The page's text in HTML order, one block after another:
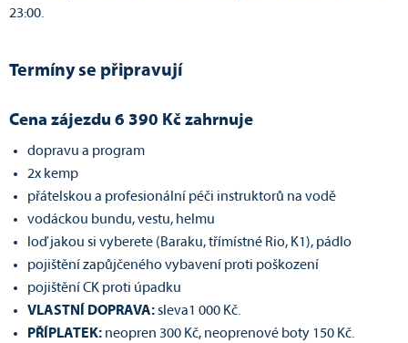
23:00.
Termíny se připravují
Cena zájezdu 6 390 Kč zahrnuje
dopravu a program
2x kemp
přátelskou a profesionální péči instruktorů na vodě
vodáckou bundu, vestu, helmu
loď jakou si vyberete (Baraku, třímístné Rio, K1), pádlo
pojištění zapůjčeného vybavení proti poškození
pojištění CK proti úpadku
VLASTNÍ DOPRAVA:sleva1 000 Kč.
PŘÍPLATEK: neopren 300 Kč, neoprenové boty 150 Kč.